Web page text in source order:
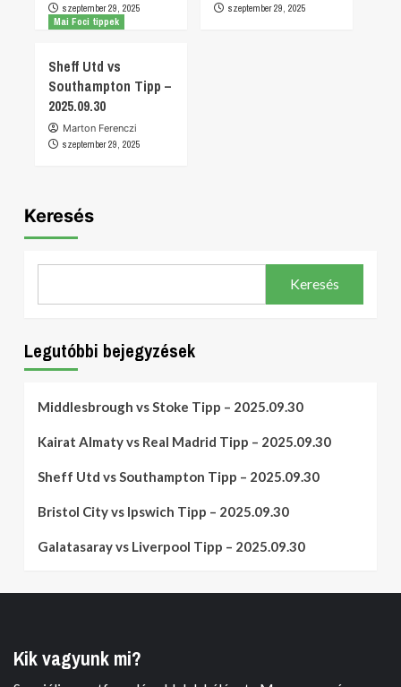
szeptember 29, 2025
szeptember 29, 2025
Mai Foci tippek
Sheff Utd vs
Southampton Tipp –
2025.09.30
Marton Ferenczi
szeptember 29, 2025
Keresés
Keresés
Legutóbbi bejegyzések
Middlesbrough vs Stoke Tipp – 2025.09.30
Kairat Almaty vs Real Madrid Tipp – 2025.09.30
Sheff Utd vs Southampton Tipp – 2025.09.30
Bristol City vs Ipswich Tipp – 2025.09.30
Galatasaray vs Liverpool Tipp – 2025.09.30
Kik vagyunk mi?